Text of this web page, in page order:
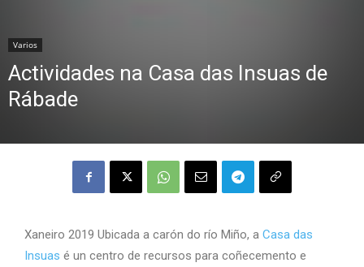
Varios
Actividades na Casa das Insuas de
Rábade
Xaneiro 2019 Ubicada a carón do río Miño, a Casa das
Insuas é un centro de recursos para coñecemento e